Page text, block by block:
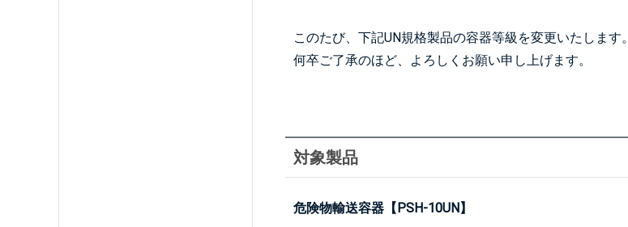
このたび、下記UN規格製品の容器等級を変更いたします。
何卒ご了承のほど、よろしくお願い申し上げます。
対象製品
危険物輸送容器【PSH-10UN】